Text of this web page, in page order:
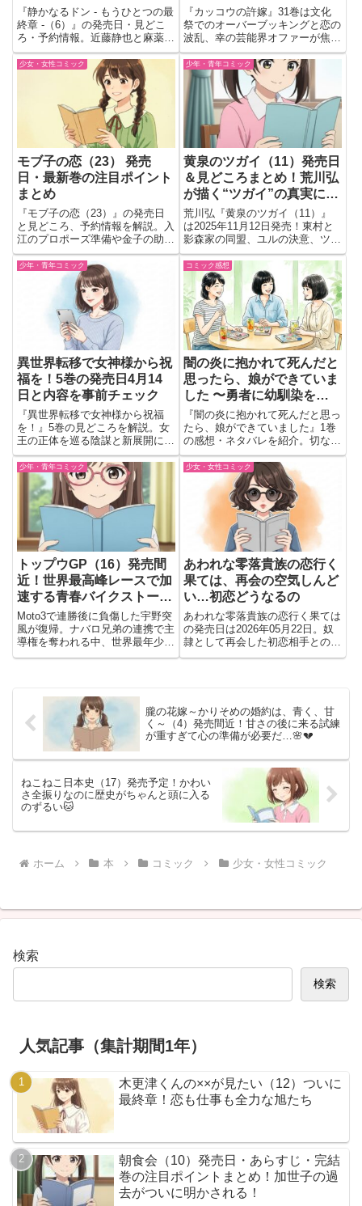
『静かなるドン - もうひとつの最
終章 -（6）』の発売日・見どこ
ろ・予約情報。近藤静也と麻薬王
エルモッソの激突、鬼州組・納戸
の動き、白馬大志の謎など、物語
の転機を詳しく紹介。
いつかない予感…
『カッコウの許嫁』31巻は文化
祭でのオーバーブッキングと恋の
波乱、幸の芸能界オファーが焦
点。凪が妹に告げる決断とは。
少女・女性コミック
モブ子の恋（23） 発売
日・最新巻の注目ポイント
まとめ
『モブ子の恋（23）』の発売日
と見どころ、予約情報を解説。入
江のプロポーズ準備や金子の助
言、塩谷と青池の関係の変化な
ど、クライマックスへ向けて動く
恋模様をやさしく紹介。
少年・青年コミック
黄泉のツガイ（11）発売日
＆見どころまとめ！荒川弘
が描く“ツガイ”の真実に迫
る新章へ！
荒川弘『黄泉のツガイ（11）』
は2025年11月12日発売！東村と
影森家の同盟、ユルの決意、ツガ
イの真実に迫る新章開幕。激化す
るバトルと衝撃の展開に注目！
少年・青年コミック
異世界転移で女神様から祝
福を！5巻の発売日4月14
日と内容を事前チェック
『異世界転移で女神様から祝福
を！』5巻の見どころを解説。女
王の正体を巡る陰謀と新展開に注
目。
コミック感想
闇の炎に抱かれて死んだと
思ったら、娘ができていま
した 〜勇者に幼馴染を取
られたけど俺は幸せです〜
1巻 感想 ネタバレ 見どこ
ろ｜予想外すぎる家族の始
まりにほっこり
『闇の炎に抱かれて死んだと思っ
たら、娘ができていました』1巻
の感想・ネタバレを紹介。切ない
始まりから家族との温かな時間へ
変わる展開や、印象に残った場面
を会話形式でまとめました。
少年・青年コミック
トップウGP（16）発売間
近！世界最高峰レースで加
速する青春バイクストーリ
ー、次の勝負が熱すぎる件
🏍️🔥
Moto3で連勝後に負傷した宇野突
風が復帰。ナバロ兄弟の連携で主
導権を奪われる中、世界最年少王
者を狙う突風の追撃が始まる、熱
少女・女性コミック
あわれな零落貴族の恋行く
果ては、再会の空気しんど
い…初恋どうなるの
あわれな零落貴族の恋行く果ては
の発売日は2026年05月22日。奴
隷として再会した初恋相手との関
係変化や切ない身分差ロマンスが
朧の花嫁～かりそめの婚約は、青く、甘
く～（4）発売間近！甘さの後に来る試練
が重すぎて心の準備が必要だ…🌸💔
ねこねこ日本史（17）発売予定！かわい
さ全振りなのに歴史がちゃんと頭に入る
のずるい🐱
ホーム 本 コミック 少女・女性コミック
検索
検索
人気記事（集計期間1年）
木更津くんの××が見たい（12）ついに
最終章！恋も仕事も全力な旭たち
朝食会（10）発売日・あらすじ・完結
巻の注目ポイントまとめ！加世子の過
去がついに明かされる！